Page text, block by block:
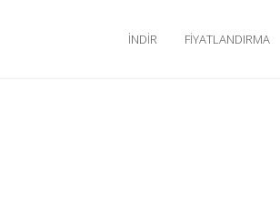
İNDIR FIYATLANDIRMA